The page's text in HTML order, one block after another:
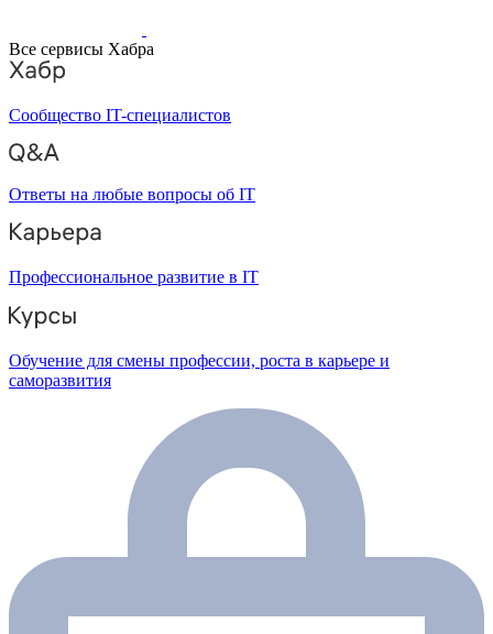
Все сервисы Хабра
Сообщество IT-специалистов
Ответы на любые вопросы об IT
Профессиональное развитие в IT
Обучение для смены профессии, роста в карьере и
саморазвития